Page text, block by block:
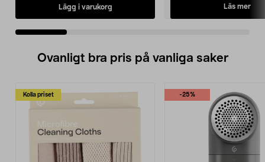
Lägg i varukorg Läs mer
Ovanligt bra pris på vanliga saker
Kolla priset -25%